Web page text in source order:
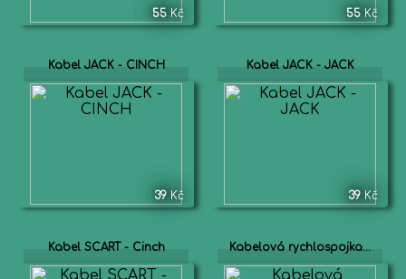
55 Kč 55 Kč
Kabel JACK - CINCH
39 Kč
Kabel JACK - JACK
39 Kč
Kabel SCART - Cinch Kabelová rychlospojka...